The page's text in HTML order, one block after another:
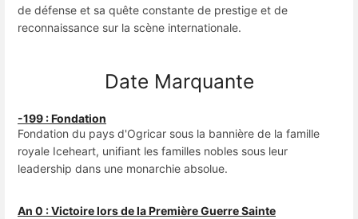
de défense et sa quête constante de prestige et de
reconnaissance sur la scène internationale.
Date Marquante
-199 : Fondation
Fondation du pays d'Ogricar sous la bannière de la famille
royale Iceheart, unifiant les familles nobles sous leur
leadership dans une monarchie absolue.
An 0 : Victoire lors de la Première Guerre Sainte